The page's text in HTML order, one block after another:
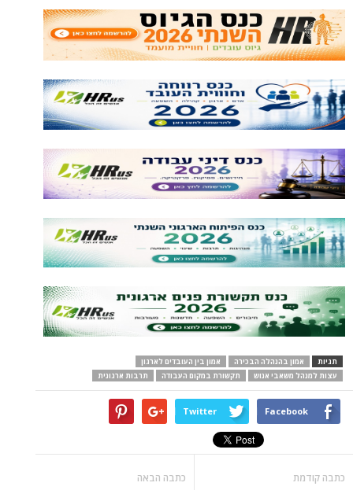
תגיות אמון בהנהלה הבכירה
אמון בין העובדים לארגון
עצות למנהל משאבי אנוש
תקשורת במקום העבודה תרבות ארגונית
Facebook
Twitter
כתבה קודמת כתבה הבאה